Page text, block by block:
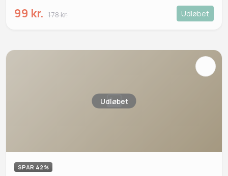
99 kr. 178 kr. Udløbet
Udløbet
SPAR 42%